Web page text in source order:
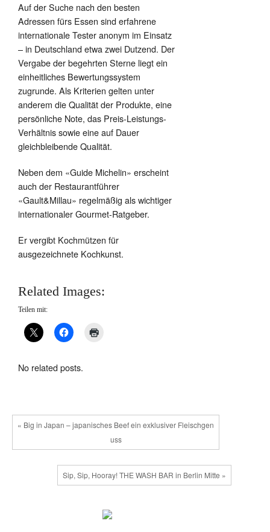
Auf der Suche nach den besten
Adressen fürs Essen sind erfahrene
internationale Tester anonym im Einsatz
– in Deutschland etwa zwei Dutzend. Der
Vergabe der begehrten Sterne liegt ein
einheitliches Bewertungssystem
zugrunde. Als Kriterien gelten unter
anderem die Qualität der Produkte, eine
persönliche Note, das Preis-Leistungs-
Verhältnis sowie eine auf Dauer
gleichbleibende Qualität.
Neben dem «Guide Michelin» erscheint
auch der Restaurantführer
«Gault&Millau» regelmäßig als wichtiger
internationaler Gourmet-Ratgeber.
Er vergibt Kochmützen für
ausgezeichnete Kochkunst.
Related Images:
Teilen mit:
No related posts.
« Big in Japan – japanisches Beef ein exklusiver Fleischgen
uss
Sip, Sip, Hooray! THE WASH BAR in Berlin Mitte »